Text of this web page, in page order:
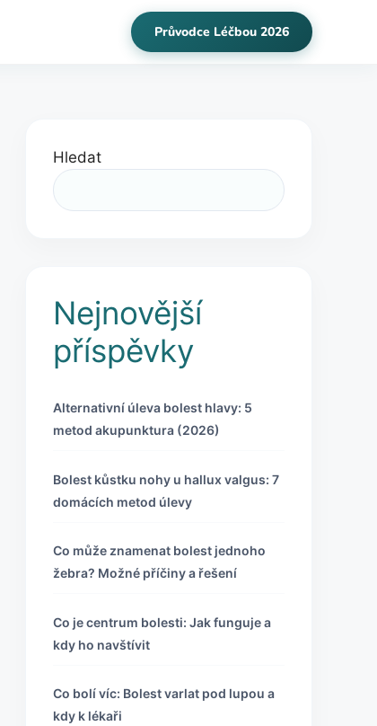
Průvodce Léčbou 2026
Hledat
Nejnovější
příspěvky
Alternativní úleva bolest hlavy: 5
metod akupunktura (2026)
Bolest kůstku nohy u hallux valgus: 7
domácích metod úlevy
Co může znamenat bolest jednoho
žebra? Možné příčiny a řešení
Co je centrum bolesti: Jak funguje a
kdy ho navštívit
Co bolí víc: Bolest varlat pod lupou a
kdy k lékaři